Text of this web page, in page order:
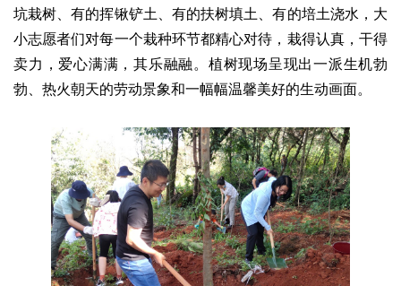
坑栽树、有的挥锹铲土、有的扶树填土、有的培土浇水，大
小志愿者们对每一个栽种环节都精心对待，栽得认真，干得
卖力，爱心满满，其乐融融。植树现场呈现出一派生机勃
勃、热火朝天的劳动景象和一幅幅温馨美好的生动画面。